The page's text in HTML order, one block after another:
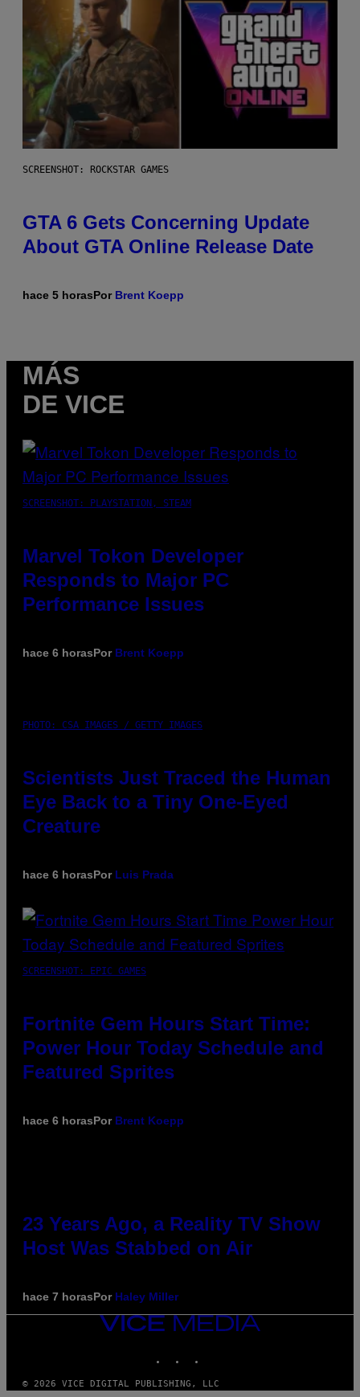
SCREENSHOT: ROCKSTAR GAMES
GTA 6 Gets Concerning Update
About GTA Online Release Date
hace 5 horasPor Brent Koepp
MÁS
DE VICE
SCREENSHOT: PLAYSTATION, STEAM
Marvel Tokon Developer
Responds to Major PC
Performance Issues
hace 6 horasPor Brent Koepp
PHOTO: CSA IMAGES / GETTY IMAGES
Scientists Just Traced the Human
Eye Back to a Tiny One-Eyed
Creature
hace 6 horasPor Luis Prada
SCREENSHOT: EPIC GAMES
Fortnite Gem Hours Start Time:
Power Hour Today Schedule and
Featured Sprites
hace 6 horasPor Brent Koepp
23 Years Ago, a Reality TV Show
Host Was Stabbed on Air
hace 7 horasPor Haley Miller
VICE
© 2026 VICE DIGITAL PUBLISHING, LLC